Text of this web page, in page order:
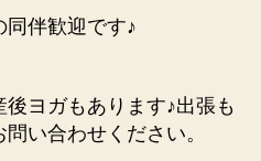
伴歓迎です♪
ヨガもあります♪出張も
い合わせください。